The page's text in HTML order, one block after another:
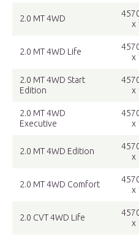
2.0 MT 4WD
x
2.0 MT 4WD Life
x
2.0 MT 4WD Start
Edition
x
2.0 MT 4WD
Executive
x
2.0 MT 4WD Edition
x
2.0 MT 4WD Comfort
x
2.0 CVT 4WD Life
x